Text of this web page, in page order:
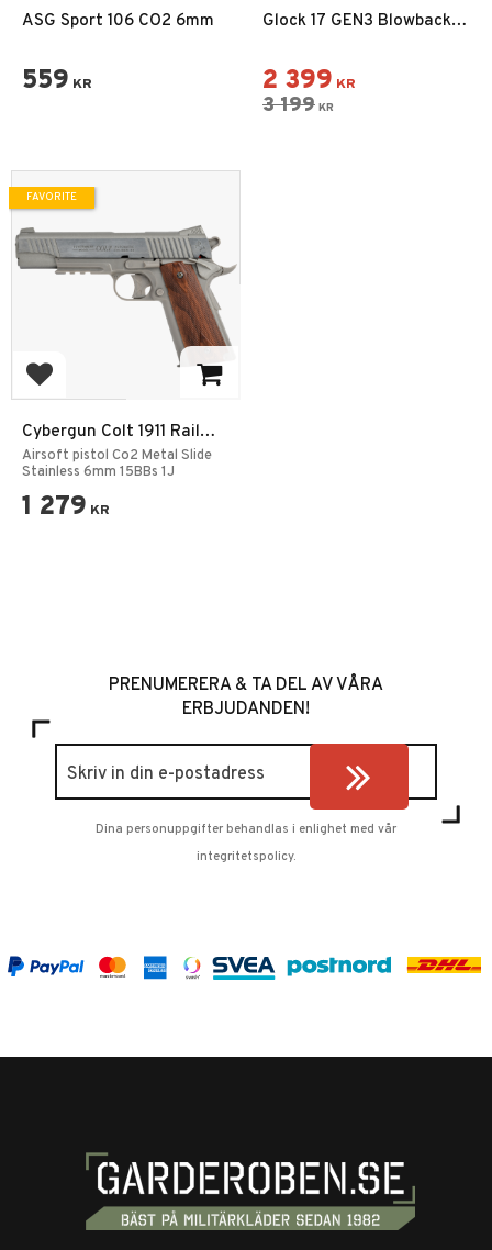
ASG Sport 106 CO2 6mm
559 KR
Glock 17 GEN3 Blowback
2 399 KR
3 199 KR
Add to favorites
Cybergun Colt 1911 Rail
Gun NBB 6mm
Airsoft pistol Co2 Metal Slide
Stainless 6mm 15BBs 1J
1 279 KR
FAVORITE
PRENUMERERA & TA DEL AV VÅRA
ERBJUDANDEN!
Dina personuppgifter behandlas i enlighet med vår
integritetspolicy.